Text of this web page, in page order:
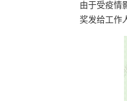
由于受疫情
奖发给工作